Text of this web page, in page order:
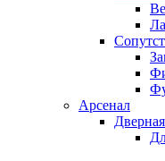
Арсенал